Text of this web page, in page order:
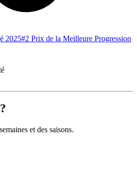
2025#2 Prix de la Meilleure Progression
et des saisons.